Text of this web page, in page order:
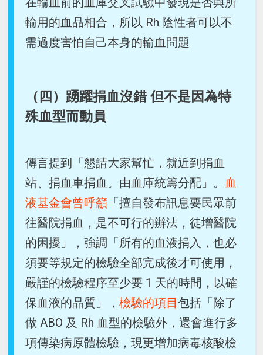
輸用的血品相合，所以 Rh 陰性者可以不
需過度害怕自己本身的輸血問題
（四）踴躍捐血沒錯 但不是因為特
殊血型而動員
傳言提到「懇請大家幫忙，就近到捐血
站、捐血車捐血。由血庫統籌分配」。 血
液基金會曾呼籲 「擅自發布訊息要民眾前
往醫院捐血，是不可行的辦法，徒增醫院
的困擾」，強調「所有的血液捐入，也必
須要等規定的檢驗全部完成後才可使用，
嚴謹的檢驗程序至少要 1 天的時間，以確
保血液的品質」，檢驗的項目包括「除了
做 ABO 及 Rh 血型的檢驗外，還會進行多
項傳染病原體檢驗，現更增加病毒核酸檢